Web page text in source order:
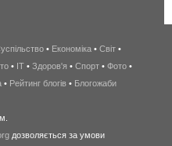
беспроводной
интернет
киев
wimax
• Економіка • Світ •
• IT • Здоров'я • Спорт • Фото •
• Рейтинг блогів • Блогожаби
дозволяється за умови